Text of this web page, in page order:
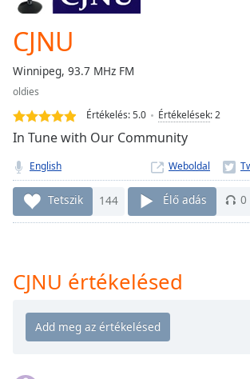
Mute
Current
Time
0:00
Duration-:-
Loaded
0.00%
Stream
Seek to
live,
currently
behind
liveLIVE
Playback
Rate
CJNU
Winnipeg, 93.7 MHz FM
oldies
Értékelés:5.0 Értékelések:2
In Tune with Our Community
English Weboldal
Tetszik 144 Élő adás 0
CJNU értékelésed